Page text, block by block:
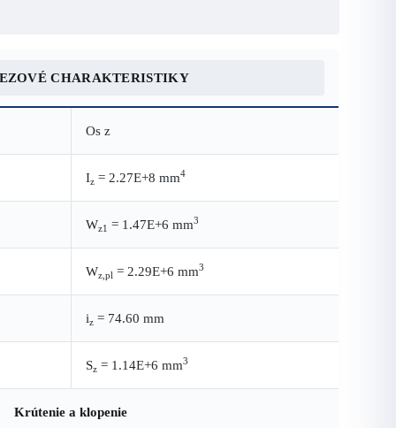
CHARAKTERISTIKY
Os z
Iz = 2.27E+8 mm4
Wz1 = 1.47E+6 mm3
Wz,pl = 2.29E+6 mm3
iz = 74.60 mm
Sz = 1.14E+6 mm3
Krútenie a klopenie